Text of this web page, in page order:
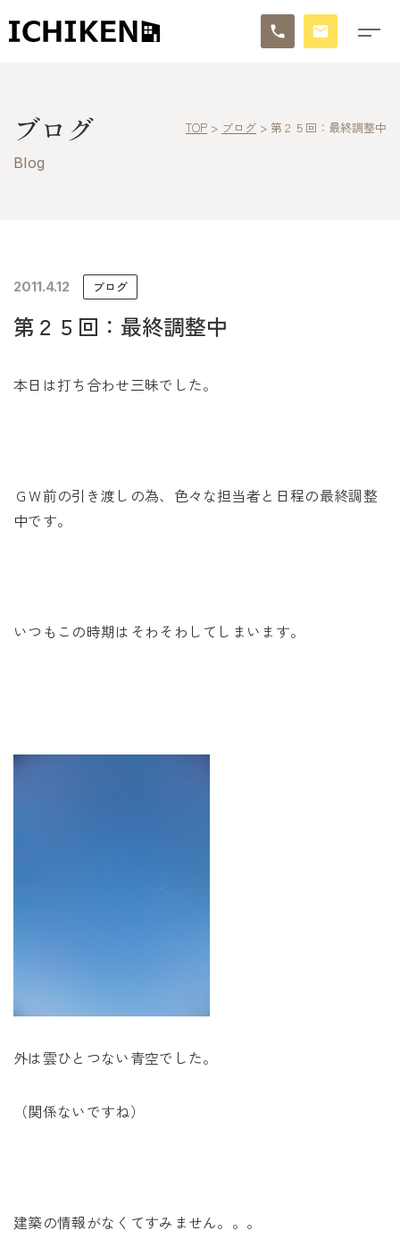
ブログ
イチケンの家づくり
モデルハウス
Tel. 0257-27-2157
ブログ
Blog
TOP > ブログ > 第２５回：最終調整中
2011.4.12 ブログ
第２５回：最終調整中
本日は打ち合わせ三昧でした。
ＧＷ前の引き渡しの為、色々な担当者と日程の最終調整
中です。
いつもこの時期はそわそわしてしまいます。
外は雲ひとつない青空でした。
（関係ないですね）
建築の情報がなくてすみません。。。